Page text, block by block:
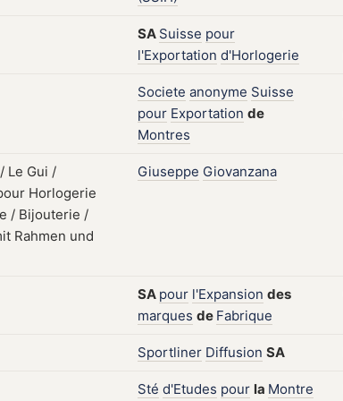
SA Suisse pour
l'Exportation d'Horlogerie
Societe anonyme Suisse
pour Exportation de
Montres
Giuseppe Giovanzana
SA pour l'Expansion des
marques de Fabrique
Sportliner Diffusion SA
Sté d'Etudes pour la Montre